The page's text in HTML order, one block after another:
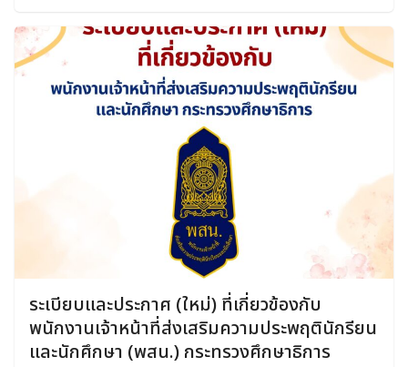
ระเบียบและประกาศ (ใหม่) ที่เกี่ยวข้องกับ
พนักงานเจ้าหน้าที่ส่งเสริมความประพฤตินักรียน
และนักศึกษา (พสน.) กระทรวงศึกษาธิการ